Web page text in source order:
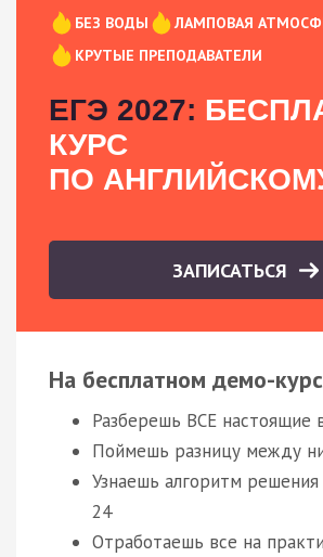
БЕЗ ВОДЫ
ЛАМПОВАЯ
КРУТЫЕ ПРЕПОДАВАТЕЛИ
ЕГЭ 2027:
КУРС
ПО
ЗАПИСАТЬСЯ
На бесплатном демо-
Разберешь ВСЕ настоящие
Поймешь разницу между
Узнаешь алгоритм
24
Отработаешь все на